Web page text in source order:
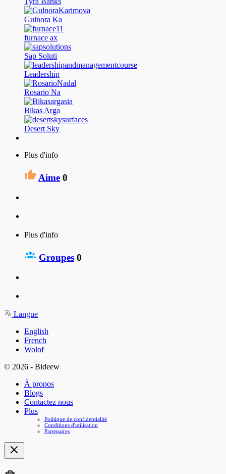
Gulnora Ka
furnace ax
Sap Soluti
Leadership
Rosario Na
Bikas Arga
Desert Sky
Plus d'info
Aime 0
Plus d'info
Groupes 0
Langue
English
French
Wolof
© 2026 - Bideew
À propos
Blogs
Contactez nous
Plus
Politique de confidentialité
Conditions d'utilisation
Partenaires